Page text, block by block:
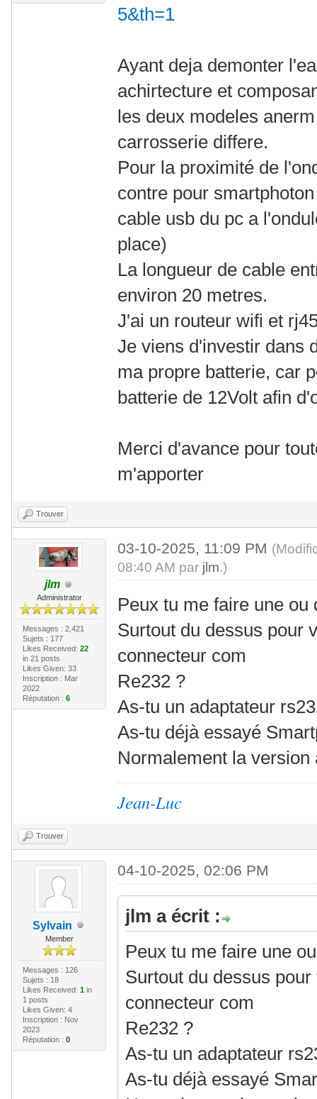
5&th=1
Ayant deja demonter
achirtecture et
les deux modeles
carrosserie differe.
Pour la proximité de
contre pour
cable usb du pc a
place)
La longueur de cable
environ 20 metres.
J'ai un routeur wifi et
Je viens d'investir dans
ma propre batterie, car
batterie de 12Volt afin
Merci d'avance pour
m'apporter
Trouver
jlm
Administrator
Messages : 2,421
Sujets : 177
Likes Received: 22
in 21 posts
Likes Given: 33
Inscription : Mar
2022
Réputation : 6
03-10-2025, 11:09 PM
08:40 AM par jlm.)
Peux tu me faire une
Surtout du dessus pour
connecteur com
Re232 ?
As-tu un adaptateur
As-tu déjà essayé
Normalement la
Jean-Luc
Trouver
Sylvain
Member
Messages : 126
Sujets : 18
Likes Received: 1in
1 posts
Likes Given: 4
Inscription : Nov
2023
Réputation : 0
04-10-2025, 02:06 PM
jlm a écrit :
Peux tu me faire une
Surtout du dessus
connecteur com
Re232 ?
As-tu un adaptateur
As-tu déjà essayé